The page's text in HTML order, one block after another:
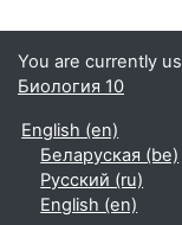
You are currently
Биология 10
English ‎(en)‎
Беларуская ‎(be)‎
Русский ‎(ru)‎
English ‎(en)‎